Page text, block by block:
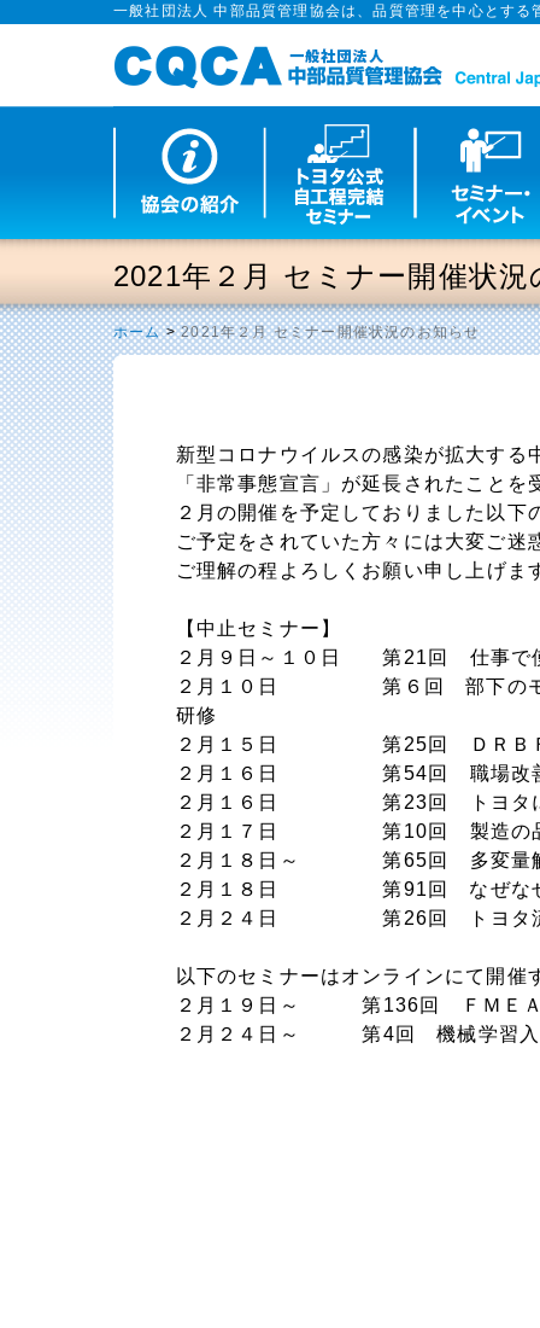
一般社団法人 中部品質管理協会は、品質管理を中心とす
2021年２月 セミナー開催状
ホーム>2021年２月 セミナー開催状況のお知らせ
新型コロナウイルスの感染が拡大する
「非常事態宣言」が延長された ことを
２月の開催を予定しておりました以
ご予定をされていた方々には大変ご迷
ご理解の程よろしくお願い申し上げま
【中止セミナー】
２月９日～１０日 第21 回 仕事で
２月１０日 第６回 部下のモチ
研修
２月１５日 第25回 ＤＲＢ
２月１６日 第54回 職場改
２月１６日 第23回 トヨタ
２月１７日 第10回 製造の
２月１８日～ 第65回 多変量
２月１８日 第91回 なぜなぜ
２月２４日 第26回 トヨタ流
以下のセミナーはオンラインにて開催
２月１９日～ 第136回 ＦＭＥ
２月２４日～ 第4回 機械学習